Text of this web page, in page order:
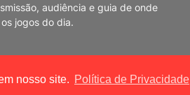
nosso site. Política de Privacidade
audiência e guia de onde
jogos do dia.
Home